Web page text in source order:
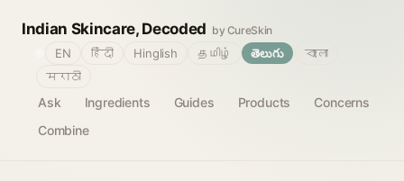
Indian Skincare, Decoded by CureSkin
Ask Ingredients Guides Products
Concerns
Combine
EN हिंदी Hinglish தமிழ் తెలుగు
বাংলা
मराठी